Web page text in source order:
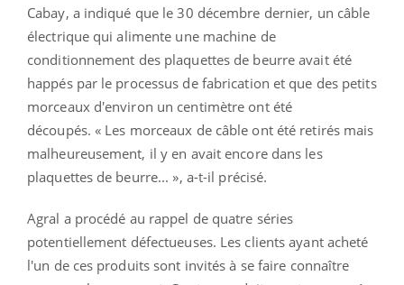
Cabay, a indiqué que le 30 décembre dernier, un câble
électrique qui alimente une machine de
conditionnement des plaquettes de beurre avait été
happés par le processus de fabrication et que des petits
morceaux d'environ un centimètre ont été
découpés. « Les morceaux de câble ont été retirés mais
malheureusement, il y en avait encore dans les
plaquettes de beurre... », a-t-il précisé.
Agral a procédé au rappel de quatre séries
potentiellement défectueuses. Les clients ayant acheté
l'un de ces produits sont invités à se faire connaître